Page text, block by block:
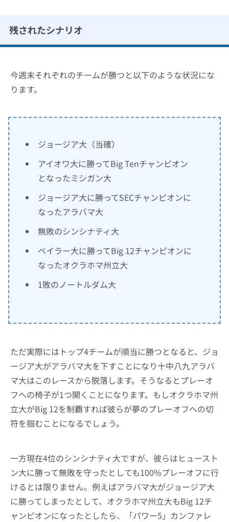
残されたシナリオ
今週末それぞれのチームが勝つと以下のような状況にな
ります。
ジョージア大（当確）
アイオワ大に勝ってBig Tenチャンピオン
となったミシガン大
ジョージア大に勝ってSECチャンピオンに
なったアラバマ大
無敗のシンシナティ大
ベイラー大に勝ってBig 12チャンピオンに
なったオクラホマ州立大
1敗のノートルダム大
ただ実際にはトップ4チームが順当に勝つとなると、ジョ
ージア大がアラバマ大を下すことになり十中八九アラバ
マ大はこのレースから脱落します。そうなるとプレーオ
フへの椅子が1つ開くことになります。もしオクラホマ州
立大がBig 12を制覇すれば彼らが夢のプレーオフへの切
符を掴むことになるでしょう。
一方現在4位のシンシナティ大ですが、彼らはヒュースト
ン大に勝って無敗を守ったとしても100%プレーオフに行
けるとは限りません。例えばアラバマ大がジョージア大
に勝ってしまったとして、オクラホマ州立大もBig 12チ
ャンピオンになったとしたら、「パワー5」カンファレ